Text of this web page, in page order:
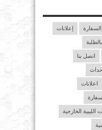
إعلانات
اتصل بنا
اعلانات
الليبية الخارجية